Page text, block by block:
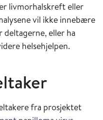
livmorhalskreft eller
vil ikke innebære
eller ha
helsehjelpen.
fra prosjektet